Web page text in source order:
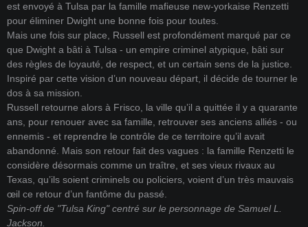
est envoyé à Tulsa par la famille mafieuse new-yorkaise Renzetti
pour éliminer Dwight une bonne fois pour toutes.
Mais une fois sur place, Russell est profondément marqué par ce
que Dwight a bâti à Tulsa - un empire criminel atypique, bâti sur
des règles de loyauté, de respect, et un certain sens de la justice.
Inspiré par cette vision d’un nouveau départ, il décide de tourner le
dos à sa mission.
Russell retourne alors à Frisco, la ville qu’il a quittée il y a quarante
ans, pour renouer avec sa famille, retrouver ses anciens alliés - ou
ennemis - et reprendre le contrôle de ce territoire qu’il avait
abandonné. Mais son retour fait des vagues : la famille Renzetti le
considère désormais comme un traître, et ses vieux rivaux au
Texas, qu’ils soient criminels ou policiers, voient d’un très mauvais
œil ce retour d’un fantôme du passé.
Spin-off de "Tulsa King" centré sur le personnage de Samuel L.
Jackson.